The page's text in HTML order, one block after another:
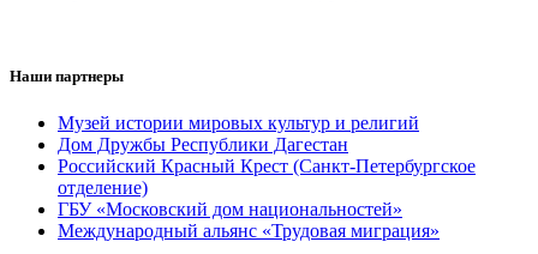
Наши партнеры
Музей истории мировых культур и религий
Дом Дружбы Республики Дагестан
Российский Красный Крест (Санкт-Петербургское
отделение)
ГБУ «Московский дом национальностей»
Международный альянс «Трудовая миграция»